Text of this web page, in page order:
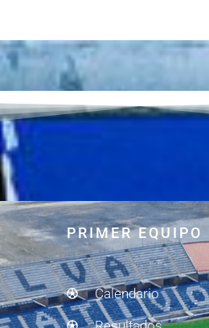
PRIMER EQUIPO
Calendario